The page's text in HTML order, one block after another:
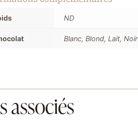
ND
Blanc, Blond, Lait, Noir
associés